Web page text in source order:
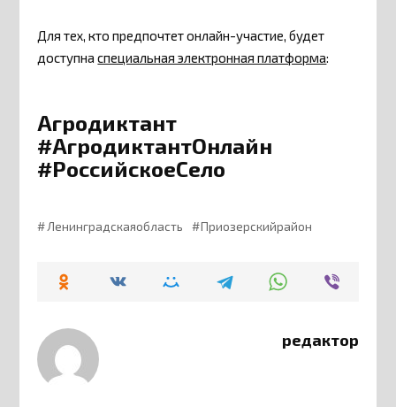
Для тех, кто предпочтет онлайн-участие, будет
доступнаспециальная электронная платформа:
Агродиктант
#АгродиктантОнлайн
#РоссийскоеСело
Ленинградскаяобласть Приозерскийрайон
редактор